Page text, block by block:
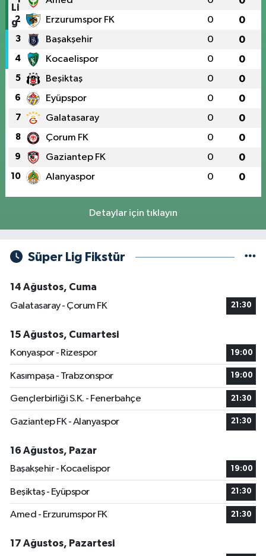
2 Erzurumspor FK 0 0
3 Başakşehir 0 0
4 Kocaelispor 0 0
5 Beşiktaş 0 0
6 Eyüpspor 0 0
7 Galatasaray 0 0
8 Çorum FK 0 0
9 Gaziantep FK 0 0
10 Alanyaspor 0 0
Detaylar için tıklayın
Süper Lig Fikstür
14 Ağustos, Cuma
Galatasaray - Çorum FK
21:30
15 Ağustos, Cumartesi
Konyaspor - Rizespor
19:00
Kasımpaşa - Trabzonspor 19:00
Gençlerbirliği S.K. - Fenerbahçe 21:30
Gaziantep FK - Alanyaspor 21:30
16 Ağustos, Pazar
Başakşehir - Kocaelispor
19:00
Beşiktaş - Eyüpspor 21:30
Amed - Erzurumspor FK 21:30
17 Ağustos, Pazartesi